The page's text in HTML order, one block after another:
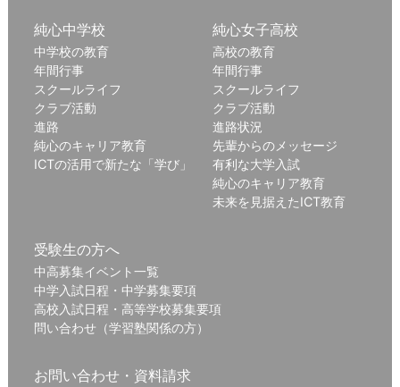
純心中学校
中学校の教育
年間行事
スクールライフ
クラブ活動
進路
純心のキャリア教育
ICTの活用で新たな「学び」
純心女子高校
高校の教育
年間行事
スクールライフ
クラブ活動
進路状況
先輩からのメッセージ
有利な大学入試
純心のキャリア教育
未来を見据えたICT教育
受験生の方へ
中高募集イベント一覧
中学入試日程・中学募集要項
高校入試日程・高等学校募集要項
問い合わせ（学習塾関係の方）
お問い合わせ・資料請求